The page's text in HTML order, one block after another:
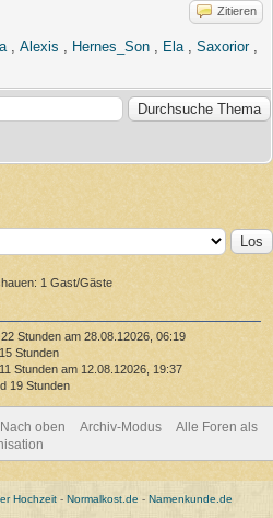
Zitieren
Alexis Hernes_Son Ela Saxorior,
1 Gast/Gäste
Stunden am 28.08.12026, 06:19
Stunden
Stunden am 12.08.12026, 19:37
19 Stunden
Nach oben Archiv-Modus
Alle Foren als
Hochzeit - Normalkost.de - Namenkunde.de